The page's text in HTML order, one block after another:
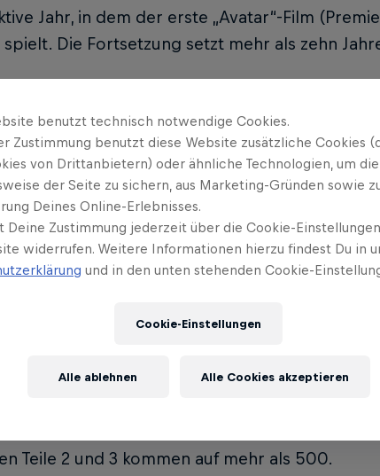
Jahr, in dem der erste „Avatar“-Film
spielt. Die Fortsetzung setzt mehr als zehn
Filme sollen bis 2028 im
des Na’vi-Clans in den Mittelpunkt stellen.
„Titanic“ (1997) ist Kate Winslet in „Avatar:
Cameron-Film zu sehen.
Dollar betrug das Budget für den ersten
Teile 2 und 3 kommen auf mehr als 500.
benutzt technisch notwendige Cookies.
Zustimmung benutzt diese Website zusätzliche Cookies
von Drittanbietern) oder ähnliche Technologien, um die
der Seite zu sichern, aus Marketing-Gründen sowie
Deines Online-Erlebnisses.
Deine Zustimmung jederzeit über die Cookie-
widerrufen. Weitere Informationen hierzu findest Du in
und in den unten stehenden Cookie-
Cookie-Einstellungen
Alle ablehnen Alle Cookies akzeptieren